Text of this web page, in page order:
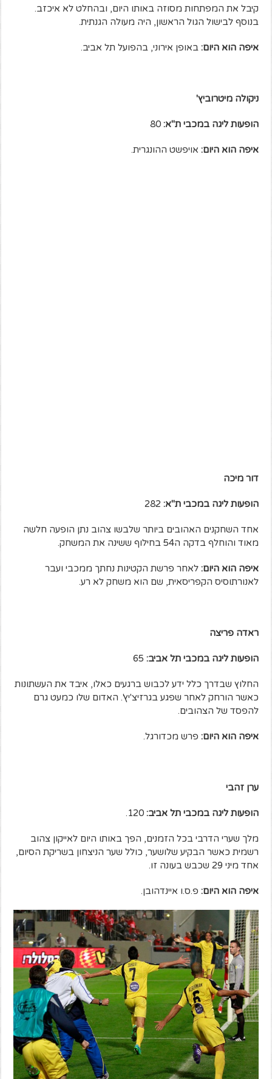
קיבל את המפתחות מסוזה באותו היום, ובהחלט לא איכזב.
בנוסף לבישול הגול הראשון, היה מעולה הגנתית.
איפה הוא היום: באופן אירוני, בהפועל תל אביב.
ניקולה מיטרוביץ'
הופעות ליגה במכבי ת"א: 80
איפה הוא היום: אויפשט ההונגרית.
דור מיכה
הופעות ליגה במכבי ת"א:
אחד השחקנים האהובים ביותר שלבשו צהוב נתן הופעה חלשה
מאוד והוחלף בדקה ה54 בחילוף ששינה את המשחק.
איפה הוא היום: לאחר פרשת הקטינות נחתך ממכבי ועבר
לאנורתוסיס הקפריסאית, שם הוא משחק לא רע.
ראדה פריצה
הופעות ליגה במכבי תל אביב:
החלוץ שבדרך כלל ידע לכבוש ברגעים כאלו, איבד את העשתונות
כאשר הורחק לאחר שפגע בגרזיצ'יץ'. האדום שלו כמעט גרם
להפסד של הצהובים.
איפה הוא היום: פרש מכדורגל.
ערן זהבי
הופעות ליגה במכבי תל אביב: 120.
מלך שערי הדרבי בכל הזמנים, הפך באותו היום לאייקון צהוב
רשמית כאשר הבקיע שלושער, כולל שער הניצחון בשריקת הסיום,
אחד מיני 29 שכבש בעונה זו.
איפה הוא היום: פ.ס.ו איינדהובן.